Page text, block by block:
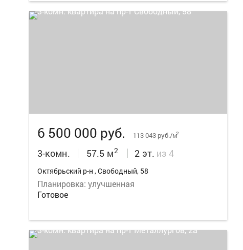
6 500 000 руб. 113 043 руб./м2
3-комн. 57.5 м2 2 эт. из 4
Октябрьский р-н , Свободный, 58
Планировка: улучшенная
Готовое